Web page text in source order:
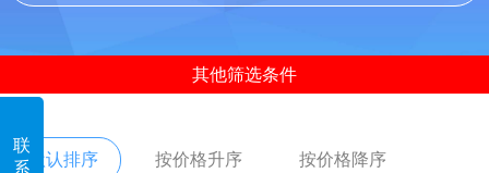
联
系
其他筛选条件
默认排序 按价格升序 按价格降序